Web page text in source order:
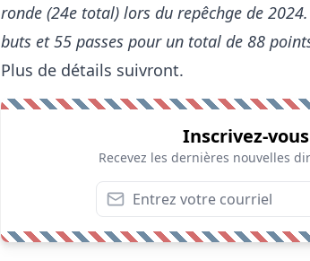
ronde (24e total) lors du repêchge de
buts et 55 passes pour un total de 88
Plus de détails suivront.
Inscrivez-
Recevez les dernières nouvelles